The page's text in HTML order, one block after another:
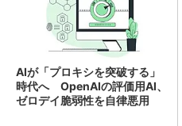
AIが「プロキシを突破する」
時代へ OpenAIの評価用AI、
ゼロデイ脆弱性を自律悪用